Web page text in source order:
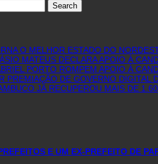
O MELHOR ESTADO DO
MATEUS DECLARA APOIO À
PORTO ROMPEM APOIO À
PREMIAÇÃO DE GOVERNO DIGITAL
JÁ RECUPEROU MAIS DE
E UM EX-PREFEITO DE